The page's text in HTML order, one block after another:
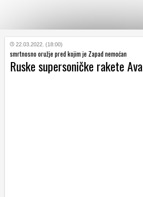
KATEGORIJE
HRVATSKI
22.03.2022. (18:00)
smrtnosno oružje pred kojim je Zapad nemoćan
Ruske supersoničke rakete